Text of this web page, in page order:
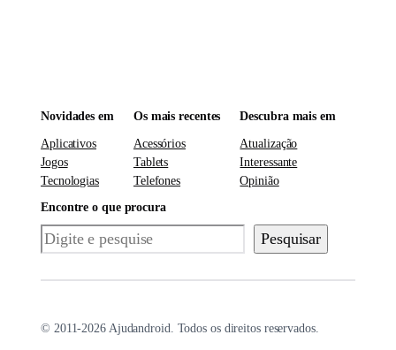
Novidades em
Aplicativos
Jogos
Tecnologias
Os mais recentes
Acessórios
Tablets
Telefones
Descubra mais em
Atualização
Interessante
Opinião
Encontre o que procura
Pesquisar Pesquisar
© 2011-2026 Ajudandroid. Todos os direitos reservados.